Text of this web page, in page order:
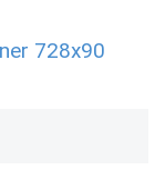
728x90